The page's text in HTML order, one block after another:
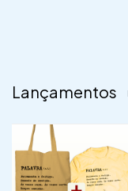
Lançamentos